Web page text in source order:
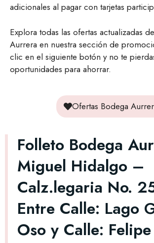
adicionales al pagar con tarjetas
Explora todas las ofertas actualizadas
Aurrera en nuestra sección de
clic en el siguiente botón y no te
oportunidades para ahorrar.
Ofertas Bodega
Folleto Bodega
Miguel Hidalgo –
Calz.legaria No.
Entre Calle: Lago
Oso y Calle: